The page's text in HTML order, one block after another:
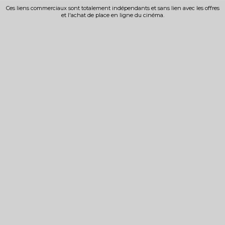
Ces liens commerciaux sont totalement indépendants et sans lien avec les offres
et l'achat de place en ligne du cinéma.